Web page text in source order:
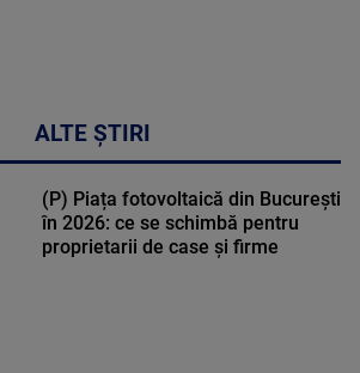
ALTE ȘTIRI
(P) Piața fotovoltaică din București
în 2026: ce se schimbă pentru
proprietarii de case și firme